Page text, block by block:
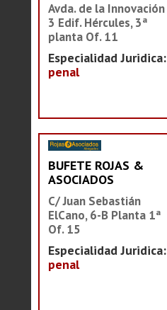
Avda. de la Innovación
3 Edif. Hércules, 3ª
planta Of. 11
Especialidad Juridica:
penal
BUFETE ROJAS &
ASOCIADOS
C/ Juan Sebastián
ElCano, 6-B Planta 1ª
Of. 15
Especialidad Juridica:
penal